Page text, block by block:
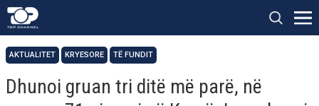
AKTUALITET KRYESORE TË FUNDIT
Dhunoi gruan tri ditë më parë, në